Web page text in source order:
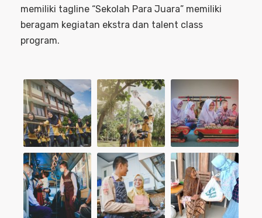
memiliki tagline “Sekolah Para Juara” memiliki
beragam kegiatan ekstra dan talent class
program.